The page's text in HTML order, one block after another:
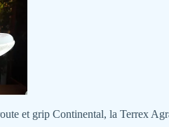
et grip Continental, la Terrex